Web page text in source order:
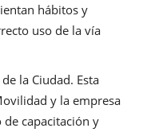
hábitos y
uso de la vía
la Ciudad. Esta
y la empresa
capacitación y